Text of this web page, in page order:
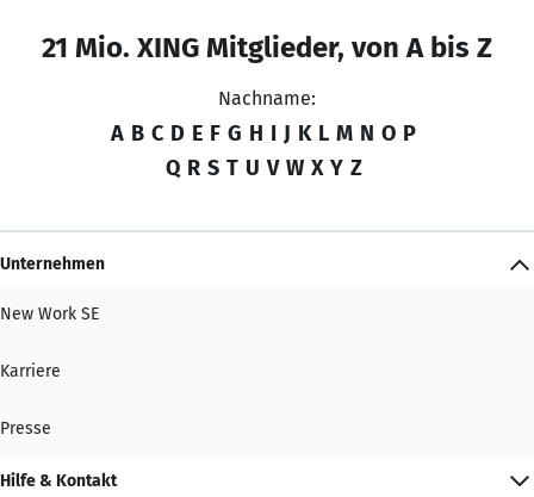
21 Mio. XING Mitglieder, von A bis Z
Nachname:
A B C D E F G H I J K L M N O P
Q R S T U V W X Y Z
Unternehmen
New Work SE
Karriere
Presse
Hilfe & Kontakt